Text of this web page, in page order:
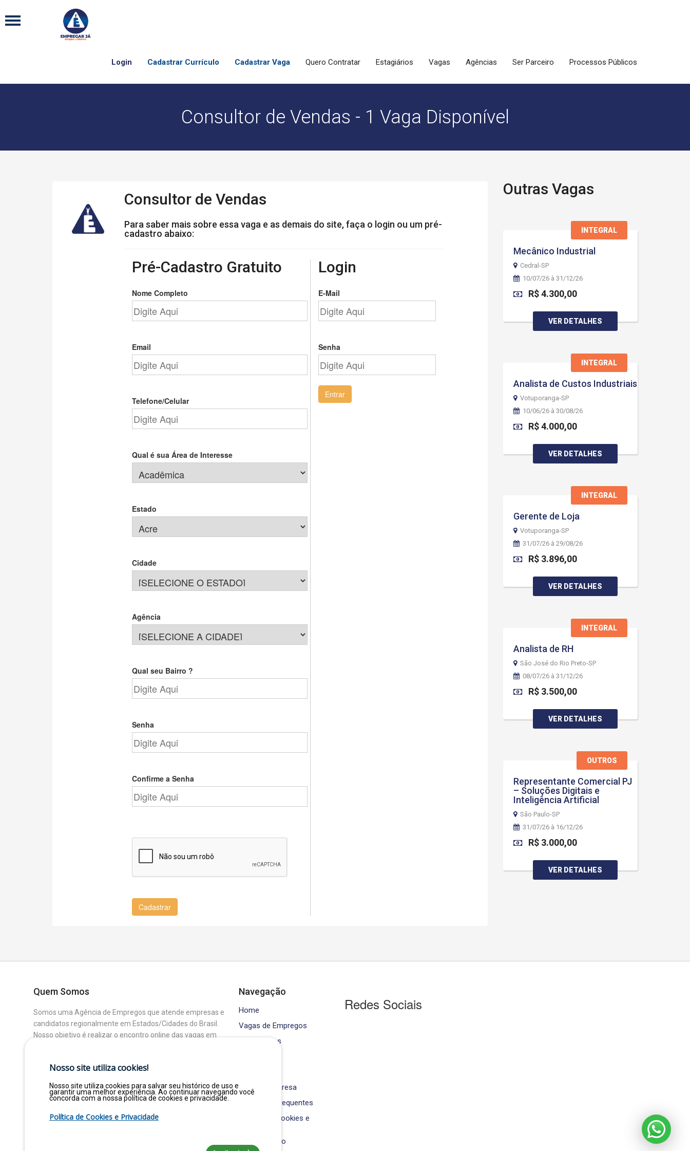
Login Cadastrar Currículo Cadastrar Vaga Quero Contratar Estagiários Vagas Agências Ser Parceiro Processos Públicos
Consultor de Vendas - 1 Vaga Disponível
Consultor de Vendas
Para saber mais sobre essa vaga e as demais do site, faça o login ou um pré-
cadastro abaixo:
Pré-Cadastro Gratuito
Nome Completo
Email
Telefone/Celular
Qual é sua Área de Interesse
Estado
Cidade
Agência
Qual seu Bairro ?
Senha
Confirme a Senha
Cadastrar
Login
E-Mail
Senha
Entrar
Outras Vagas
INTEGRAL
Mecânico Industrial
Cedral-SP
10/07/26 à 31/12/26
R$ 4.300,00
VER DETALHES
INTEGRAL
Analista de Custos Industriais
Votuporanga-SP
10/06/26 à 30/08/26
R$ 4.000,00
VER DETALHES
INTEGRAL
Gerente de Loja
Votuporanga-SP
31/07/26 à 29/08/26
R$ 3.896,00
VER DETALHES
INTEGRAL
Analista de RH
São José do Rio Preto-SP
08/07/26 à 31/12/26
R$ 3.500,00
VER DETALHES
OUTROS
Representante Comercial PJ
– Soluções Digitais e
Inteligência Artificial
São Paulo-SP
31/07/26 à 16/12/26
R$ 3.000,00
VER DETALHES
Quem Somos
Somos uma Agência de Empregos que atende empresas e
candidatos regionalmente em Estados/Cidades do Brasil.
Nosso objetivo é realizar o encontro online das vagas em
Navegação
Home
Vagas de Empregos
Contratados
Área da Empresa
Perguntas Frequentes
Política de Cookies e
Fale Conosco
Redes Sociais
Nosso site utiliza cookies!
Nosso site utiliza cookies para salvar seu histórico de uso e
garantir uma melhor experiência. Ao continuar navegando você
concorda com a nossa política de cookies e privacidade.
Política de Cookies e Privacidade